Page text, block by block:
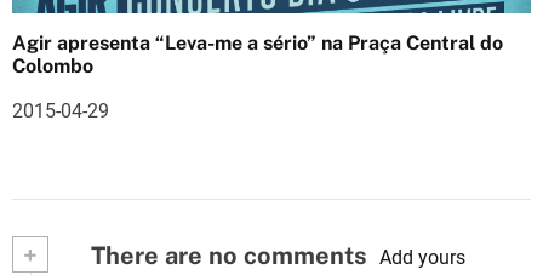
Agir apresenta “Leva-me a sério” na Praça Central do
Colombo
2015-04-29
+ There are no comments Add yours